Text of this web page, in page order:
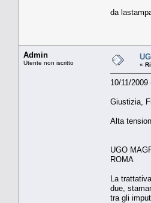
da
Admin
Utente non iscritto «
10/11/
Giustizia,
Alta
UGO
ROMA
La
due,
tra gli